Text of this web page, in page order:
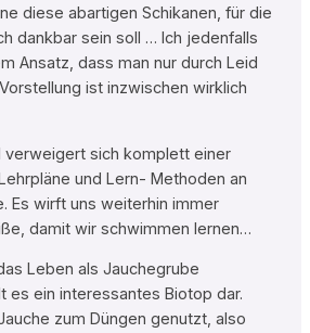
diese abartigen Schikanen, für die
dankbar sein soll … Ich jedenfalls
Ansatz, dass man nur durch Leid
ist inzwischen wirklich
verweigert sich komplett einer
und Lern- Methoden an
Es wirft uns weiterhin immer
damit wir schwimmen lernen…
Leben als Jauchegrube
es ein interessantes Biotop dar.
zum Düngen genutzt, also